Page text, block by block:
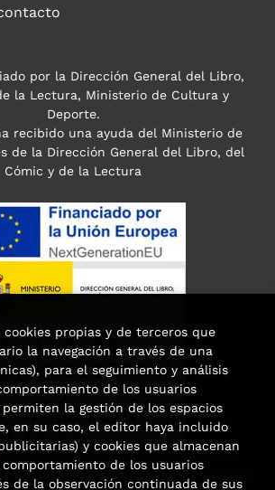
por la Dirección General del Libro,
la Lectura, Ministerio de Cultura y
Deporte.
recibido una ayuda del Ministerio de
de la Dirección General del Libro, del
Cómic y de la Lectura
Esta actividad ha recibido una ayuda
para la modernización de las librerías de
propias y de terceros que
la navegación a través de una
para el seguimiento y análisis
de los usuarios
la gestión de los espacios
en su caso, el editor haya incluido
y cookies que almacenan
de los usuarios
de la observación continuada de sus